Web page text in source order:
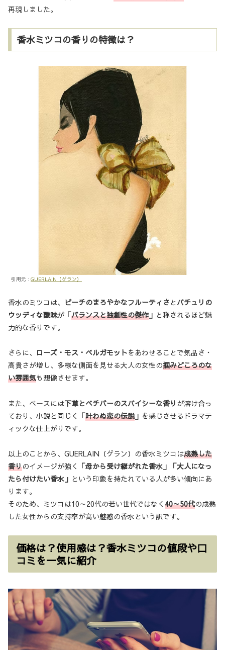
再現しました。
香水ミツコの香りの特徴は？
引用元 : GUERLAIN（ゲラン）
香水のミツコは、 ピーチのまろやかなフルーティさとパチュリの
ウッディな酸味が 「バランスと独創性の傑作 」 と称されるほど魅
力的な香りです。
さらに、 ローズ・モス・ベルガモットをあわせることで気品さ・
高貴さが増し、多様な側面を見せる大人の女性の掴みどころのな
い雰囲気も想像させます。
また、ベースには下草とベチバーのスパイシーな香り が溶け合っ
ており、小説と同じく 「叶わぬ恋の伝説」 を感じさせるドラマテ
ィックな仕上がりです。
以上のことから、GUERLAIN（ゲラン）の香水ミツコは成熟した
香りのイメージが強く 「母から受け継がれた香水」「大人になっ
たら付けたい香水」 という印象を持たれている人が多い傾向にあ
ります。
そのため、ミツコは10～20代の若い世代ではなく 40～50代の成熟
した女性からの支持率が高い魅惑の香水という訳です。
価格は？使用感は？香水ミツコの値段や口
コミを一気に紹介